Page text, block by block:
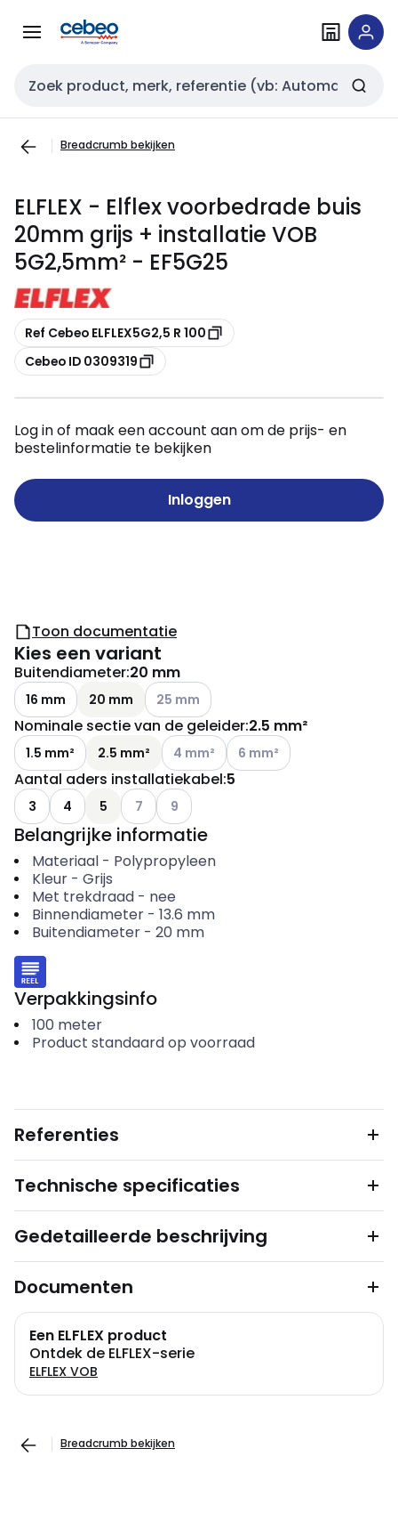
naar
naar
Zoekveld invoer
Breadcrumb bekijken
ELFLEX - Elflex voorbedrade buis
20mm grijs + installatie VOB
5G2,5mm² - EF5G25
Kopiëren
Ref Cebeo ELFLEX5G2,5 R 100
Kopiëren
Cebeo ID 0309319
Log in of maak een account aan om de prijs- en
bestelinformatie te bekijken
Inloggen
Toon documentatie
Kies een variant
Buitendiameter:20 mm
16 mm 20 mm Andere varianten (Huidige combinatie
25 mm
Nominale sectie van de geleider:2.5 mm²
1.5 mm² 2.5 mm² Andere varianten (Huidige
4 mm² Andere varianten (Huidige
6 mm²
Aantal aders installatiekabel:5
3 4 5 Andere varianten (Huidige combinatie niet
7 Andere varianten (Huidige combinatie
9
Belangrijke informatie
Materiaal- Polypropyleen
Kleur- Grijs
Met trekdraad- nee
Binnendiameter- 13.6 mm
Buitendiameter- 20 mm
Verpakkingsinfo
100 meter
Product standaard op voorraad
Referenties
Technische specificaties
Gedetailleerde beschrijving
Documenten
Een ELFLEX product
Ontdek de ELFLEX-serie
ELFLEX VOB
Breadcrumb bekijken